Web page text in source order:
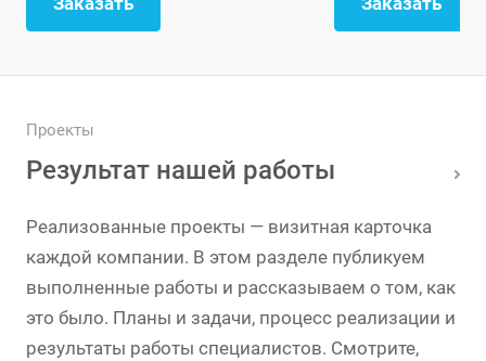
Проекты
Результат нашей работы
Реализованные проекты — визитная карточка
каждой компании. В этом разделе публикуем
выполненные работы и рассказываем о том, как
это было. Планы и задачи, процесс реализации и
результаты работы специалистов. Смотрите,